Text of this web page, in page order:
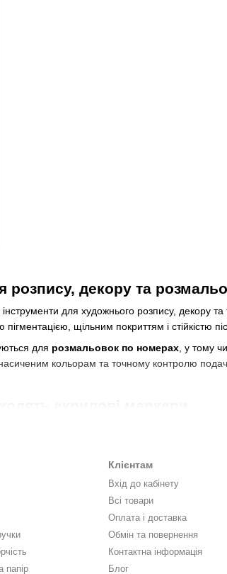
розпису, декору та
для художнього розпису, декору та
щільним покриттям і стійкістю
для розмальовок по номерах, у тому
кольорам та точному контролю
щільний непрозорий шар, стійкий до
папір
Клієнтам
Вхід до кабінету
Всі товари
Оплата і доставка
Обмін та повернення
Контактна інформація
Блог